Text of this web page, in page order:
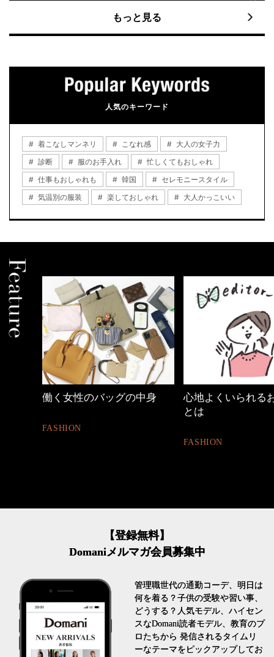
もっと見る
人気のキーワード
着こなしマンネリ こなれ感
大人の女子力
診断
服のお手入れ
忙しくてもおしゃれ
仕事もおしゃれも
韓国
セレモニースタイル
気温別の服装
楽しておしゃれ 大人かっこいい
働く女性のバッグの中身
FASHION
心地よくいられる
とは
FASHION
【登録無料】
Domaniメルマガ会員募集中
管理職世代の通勤コーデ、明日は
何を着る？子供の受験や習い事、
どうする？人気モデル、ハイセン
スなDomani読者モデル、教育のプ
ロたちから 発信されるタイムリ
ーなテーマをピックアップしてお